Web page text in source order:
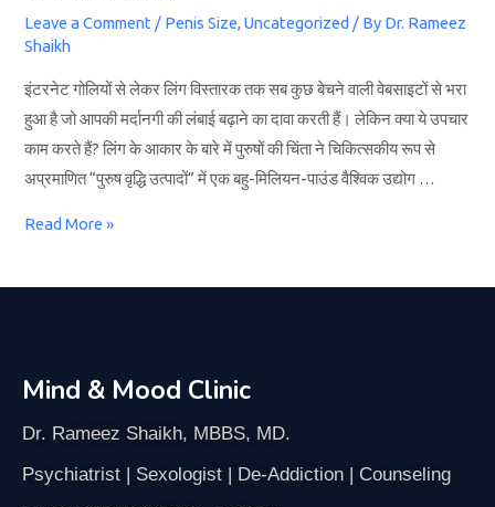
Leave a Comment / Penis Size,Uncategorized / By Dr. Rameez
Shaikh
इंटरनेट गोलियों से लेकर लिंग विस्तारक तक सब कुछ बेचने वाली वेबसाइटों से भरा
हुआ है जो आपकी मर्दानगी की लंबाई बढ़ाने का दावा करती हैं। लेकिन क्या ये उपचार
काम करते हैं? लिंग के आकार के बारे में पुरुषों की चिंता ने चिकित्सकीय रूप से
अप्रमाणित “पुरुष वृद्धि उत्पादों” में एक बहु-मिलियन-पाउंड वैश्विक उद्योग …
Read More »
Mind & Mood Clinic
Dr. Rameez Shaikh, MBBS, MD.
Psychiatrist | Sexologist | De-Addiction | Counseling